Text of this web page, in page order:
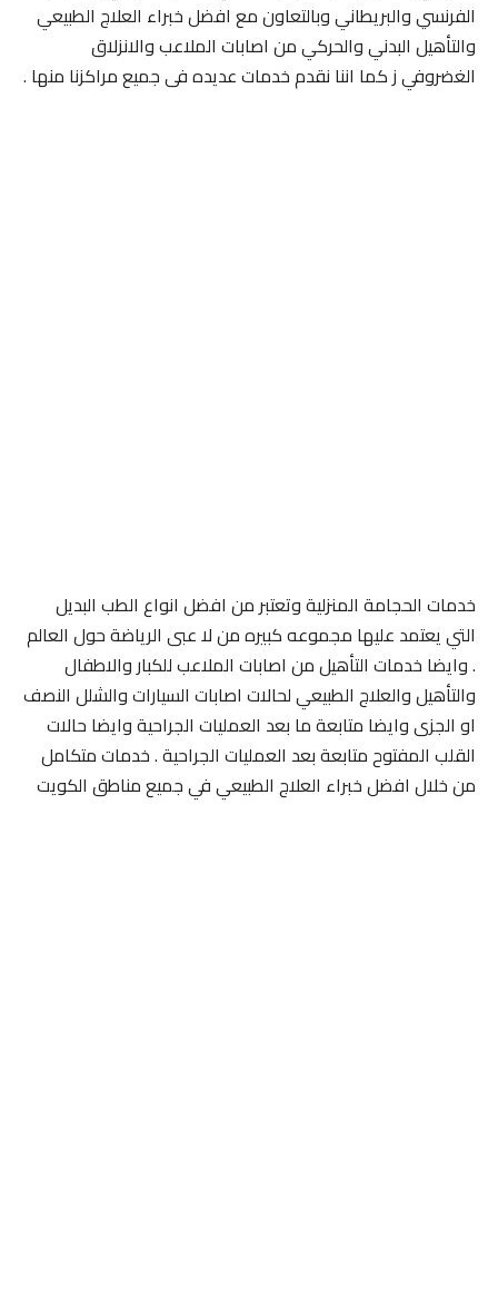
الفرنسي والبريطاني وبالتعاون مع افضل خبراء العلاج الطبيعي
والتأهيل البدني والحركي من اصابات الملاعب والانزلاق
الغضروفي ز كما اننا نقدم خدمات عديده فى جميع مراكزنا منها .
خدمات الحجامة المنزلية وتعتبر من افضل انواع الطب البديل
التي يعتمد عليها مجموعه كبيره من لا عبى الرياضة حول العالم
. وايضا خدمات التأهيل من اصابات الملاعب للكبار والاطفال
والتأهيل والعلاج الطبيعي لحالات اصابات السيارات والشلل النصف
او الجزى وايضا متابعة ما بعد العمليات الجراحية وايضا حالات
القلب المفتوح متابعة بعد العمليات الجراحية . خدمات متكامل
من خلال افضل خبراء العلاج الطبيعي في جميع مناطق الكويت